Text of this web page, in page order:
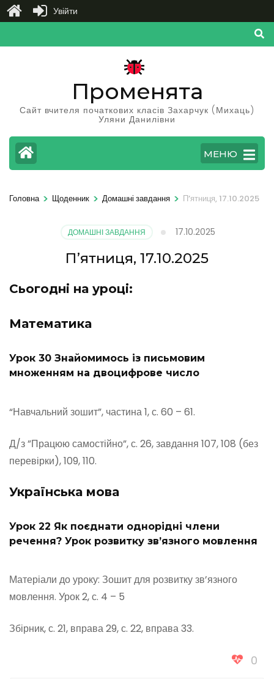
до
Променята
Сайт вчителя початкових класів Захарчук (Михаць)
Уляни Данилівни
МЕНЮ
Головна > Щоденник > Домашні завдання > П’ятниця, 17.10.2025
ДОМАШНІ ЗАВДАННЯ 17.10.2025
П’ятниця, 17.10.2025
Сьогодні на уроці:
Математика
Урок 30 Знайомимось із письмовим
множенням на двоцифрове число
“Навчальний зошит”, частина 1, с. 60 – 61.
Д/з ”Працюю самостійно”, с. 26, завдання 107, 108 (без
перевірки), 109, 110.
Українська мова
Урок 22 Як поєднати однорідні члени
речення? Урок розвитку зв’язного мовлення
Матеріали до уроку: Зошит для розвитку зв’язного
мовлення. Урок 2, с. 4 – 5
Збірник, с. 21, вправа 29, с. 22, вправа 33.
0
Увійти